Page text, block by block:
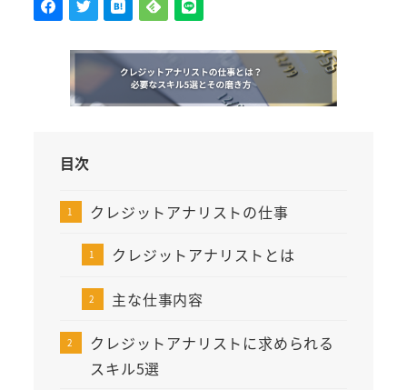
目次
クレジットアナリストの仕事
クレジットアナリストとは
主な仕事内容
クレジットアナリストに求められる
スキル5選